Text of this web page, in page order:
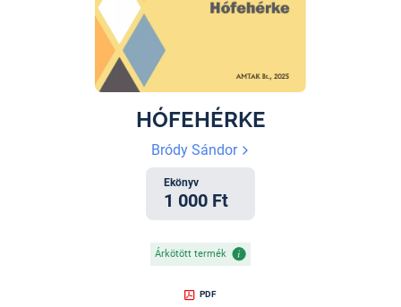
HÓFEHÉRKE
Bródy Sándor
Ekönyv
1 000 Ft
Árkötött termék
PDF